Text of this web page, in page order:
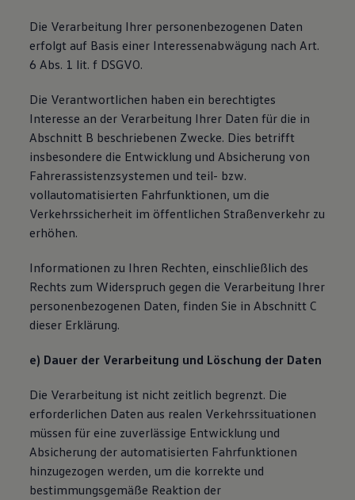
Die Verarbeitung Ihrer personenbezogenen Daten
erfolgt auf Basis einer Interessenabwägung nach Art.
6 Abs. 1 lit. f DSGVO.
Die Verantwortlichen haben ein berechtigtes
Interesse an der Verarbeitung Ihrer Daten für die in
Abschnitt B beschriebenen Zwecke. Dies betrifft
insbesondere die Entwicklung und Absicherung von
Fahrerassistenzsystemen und teil- bzw.
vollautomatisierten Fahrfunktionen, um die
Verkehrssicherheit im öffentlichen Straßenverkehr zu
erhöhen.
Informationen zu Ihren Rechten, einschließlich des
Rechts zum Widerspruch gegen die Verarbeitung Ihrer
personenbezogenen Daten, finden Sie in Abschnitt C
dieser Erklärung.
e) Dauer der Verarbeitung und Löschung der Daten
Die Verarbeitung ist nicht zeitlich begrenzt. Die
erforderlichen Daten aus realen Verkehrssituationen
müssen für eine zuverlässige Entwicklung und
Absicherung der automatisierten Fahrfunktionen
hinzugezogen werden, um die korrekte und
bestimmungsgemäße Reaktion der